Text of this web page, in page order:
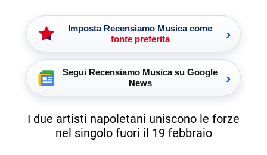
Imposta Recensiamo Musica come
fonte preferita
›
Segui Recensiamo Musica su Google
News
›
I due artisti napoletani uniscono le forze
nel singolo fuori il 19 febbraio